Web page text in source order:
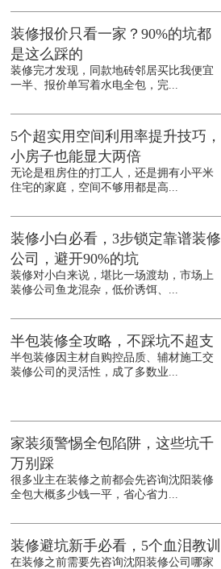
装修报价只看一家？90%的坑都
是这么踩的
装修完才发现，同款地砖邻居买比我便宜
一半、报价单写着水电全包，完...
5个超实用空间利用率提升技巧，
小房子也能显大两倍
无论是租房住的打工人，还是拥有小平米
住宅的家庭，空间不够用都是高...
装修小白必看，3步锁定靠谱装修
公司，避开90%的坑
装修对小白来说，堪比一场渡劫，市场上
装修公司鱼龙混杂，低价诱饵、...
半包装修全攻略，不踩坑不超支
半包装修因主材自购控品质、辅材施工交
装修公司的灵活性，成了多数业...
家装须警惕全包陷阱，这些坑千
万别踩
很多业主在装修之前都会先咨询沈阳装修
全包大概多少钱一平，省心省力...
装修避坑新手必看，5个血泪教训
在装修之前需要先咨询沈阳装修公司哪家